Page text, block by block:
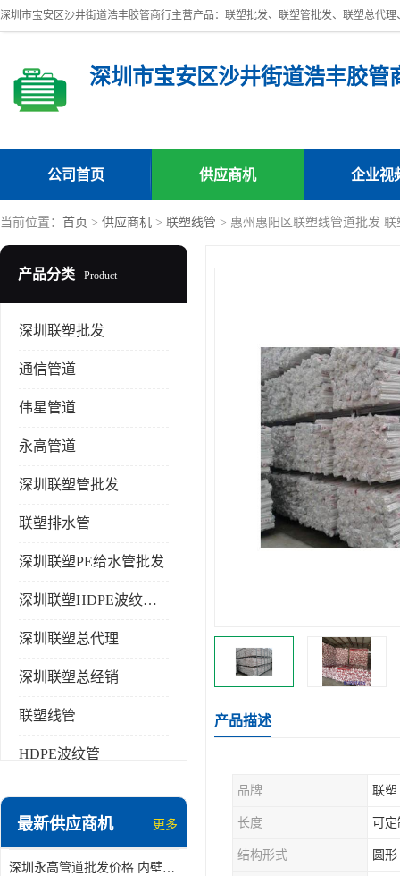
深圳市宝安区沙井街道浩丰胶管
公司首页 供应商机 企业视
当前位置： 首页 > 供应商机 > 联塑线管 > 惠州惠阳区联塑线管道批发
产品分类 Product
深圳联塑批发
通信管道
伟星管道
永高管道
深圳联塑管批发
联塑排水管
深圳联塑PE给水管批发
深圳联塑HDPE波纹管批发
深圳联塑总代理
深圳联塑总经销
联塑线管
HDPE波纹管
最新供应商机 更多
深圳永高管道批发价格 内壁光滑 抗震性能好
产品描述
品牌 联塑
长度 可定
结构形式 圆形